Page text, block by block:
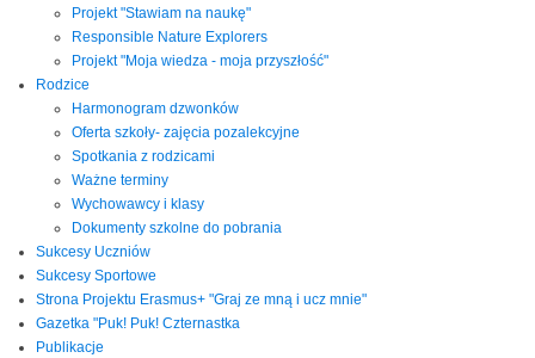
Projekt "Stawiam na naukę"
Responsible Nature Explorers
Projekt "Moja wiedza - moja przyszłość"
Rodzice
Harmonogram dzwonków
Oferta szkoły- zajęcia pozalekcyjne
Spotkania z rodzicami
Ważne terminy
Wychowawcy i klasy
Dokumenty szkolne do pobrania
Sukcesy Uczniów
Sukcesy Sportowe
Strona Projektu Erasmus+ "Graj ze mną i ucz mnie"
Gazetka "Puk! Puk! Czternastka
Publikacje